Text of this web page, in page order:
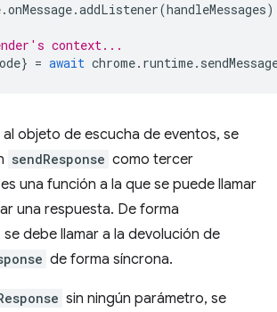
.onMessage.addListener(handleMessages
context...
} = await chrome. runtime.
al objeto de escucha de eventos, se
sendResponse como tercer
una función a la que se puede llamar
una respuesta. De forma
debe llamar a la devolución de
de forma síncrona.
sin ningún parámetro, se